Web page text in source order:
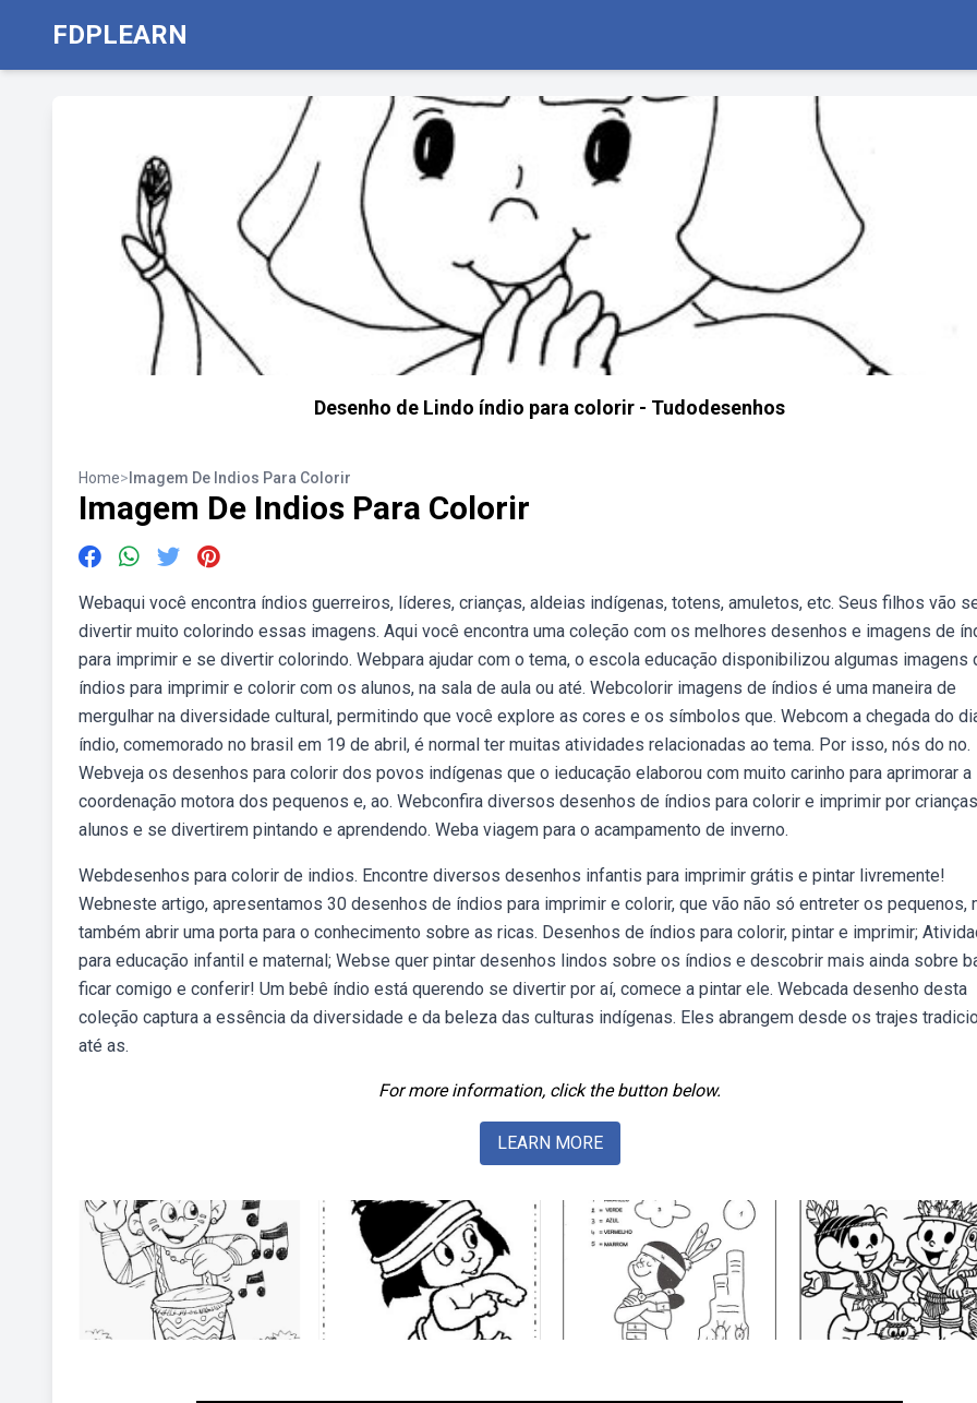
FDPLEARN
Desenho de Lindo índio para colorir - Tudodesenhos
Home> Imagem De Indios Para Colorir
Imagem De Indios Para Colorir
Webaqui você encontra índios guerreiros, líderes, crianças, aldeias indígenas, totens, amuletos, etc. Seus filhos vão
divertir muito colorindo essas imagens. Aqui você encontra uma coleção com os melhores desenhos e imagens de
para imprimir e se divertir colorindo. Webpara ajudar com o tema, o escola educação disponibilizou algumas imagens
índios para imprimir e colorir com os alunos, na sala de aula ou até. Webcolorir imagens de índios é uma maneira de
mergulhar na diversidade cultural, permitindo que você explore as cores e os símbolos que. Webcom a chegada do
índio, comemorado no brasil em 19 de abril, é normal ter muitas atividades relacionadas ao tema. Por isso, nós do no.
Webveja os desenhos para colorir dos povos indígenas que o ieducação elaborou com muito carinho para aprimorar a
coordenação motora dos pequenos e, ao. Webconfira diversos desenhos de índios para colorir e imprimir por
alunos e se divertirem pintando e aprendendo. Weba viagem para o acampamento de inverno.
Webdesenhos para colorir de indios. Encontre diversos desenhos infantis para imprimir grátis e pintar livremente!
Webneste artigo, apresentamos 30 desenhos de índios para imprimir e colorir, que vão não só entreter os pequenos,
também abrir uma porta para o conhecimento sobre as ricas. Desenhos de índios para colorir, pintar e imprimir;
para educação infantil e maternal; Webse quer pintar desenhos lindos sobre os índios e descobrir mais ainda sobre
ficar comigo e conferir! Um bebê índio está querendo se divertir por aí, comece a pintar ele. Webcada desenho desta
coleção captura a essência da diversidade e da beleza das culturas indígenas. Eles abrangem desde os trajes
até as.
For more information, click the button below.
LEARN MORE